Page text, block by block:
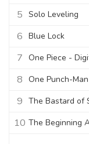
5 Solo Leveling
6 Blue Lock
7 One Piece -
8 One Punch-Man
9 The Bastard of
10 The Beginning